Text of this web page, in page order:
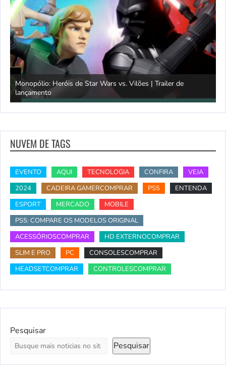
Monopólio: Heróis de Star Wars vs. Vilões | Trailer de
lançamento
NUVEM DE TAGS
EVENTO AQUI TECNOLOGIA CONFIRA
VEJA
2024
CADEIRA GAMERCOMPRAR PS5
ENTENDA
ESPORT
MERCADO
MOBILE
PS5: COMPARE OS MODELOS ORIGINAL
ACESSÓRIOSCOMPRAR
HD EXTERNOCOMPRAR
SLIM E PRO
PC
CONSOLESCOMPRAR
HEADSETCOMPRAR
CONTROLESCOMPRAR
Pesquisar
Pesquisar